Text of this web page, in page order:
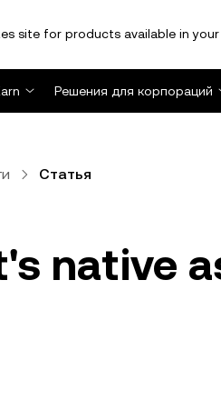
site for products available in your
Решения для корпораций
Статья
native